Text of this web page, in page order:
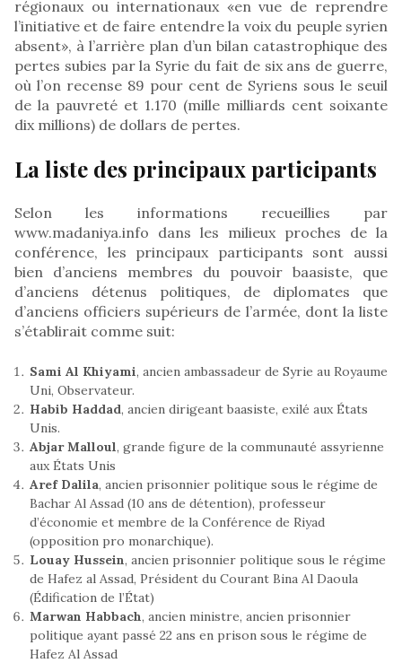
régionaux ou internationaux «en vue de reprendre
l’initiative et de faire entendre la voix du peuple syrien
absent», à l’arrière plan d’un bilan catastrophique des
pertes subies par la Syrie du fait de six ans de guerre,
où l’on recense 89 pour cent de Syriens sous le seuil
de la pauvreté et 1.170 (mille milliards cent soixante
dix millions) de dollars de pertes.
La liste des principaux participants
Selon les informations recueillies par
www.madaniya.info dans les milieux proches de la
conférence, les principaux participants sont aussi
bien d’anciens membres du pouvoir baasiste, que
d’anciens détenus politiques, de diplomates que
d’anciens officiers supérieurs de l’armée, dont la liste
s’établirait comme suit:
Sami Al Khiyami, ancien ambassadeur de Syrie au Royaume
Uni, Observateur.
Habib Haddad, ancien dirigeant baasiste, exilé aux États
Unis.
Abjar Malloul, grande figure de la communauté assyrienne
aux États Unis
Aref Dalila, ancien prisonnier politique sous le régime de
Bachar Al Assad (10 ans de détention), professeur
d’économie et membre de la Conférence de Riyad
(opposition pro monarchique).
Louay Hussein, ancien prisonnier politique sous le régime
de Hafez al Assad, Président du Courant Bina Al Daoula
(Édification de l’État)
Marwan Habbach, ancien ministre, ancien prisonnier
politique ayant passé 22 ans en prison sous le régime de
Hafez Al Assad